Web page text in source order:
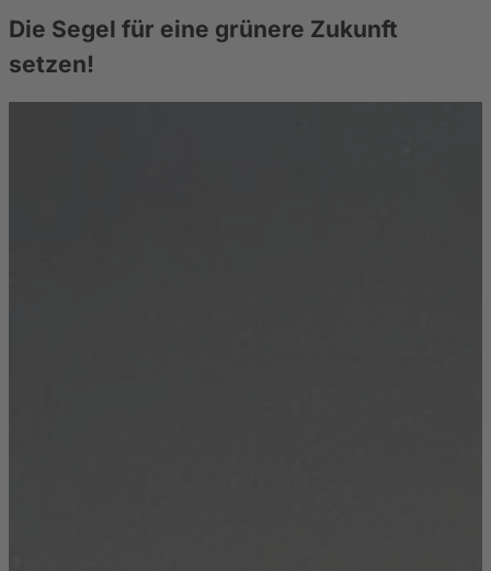
Die Segel für eine grünere Zukunft
setzen!